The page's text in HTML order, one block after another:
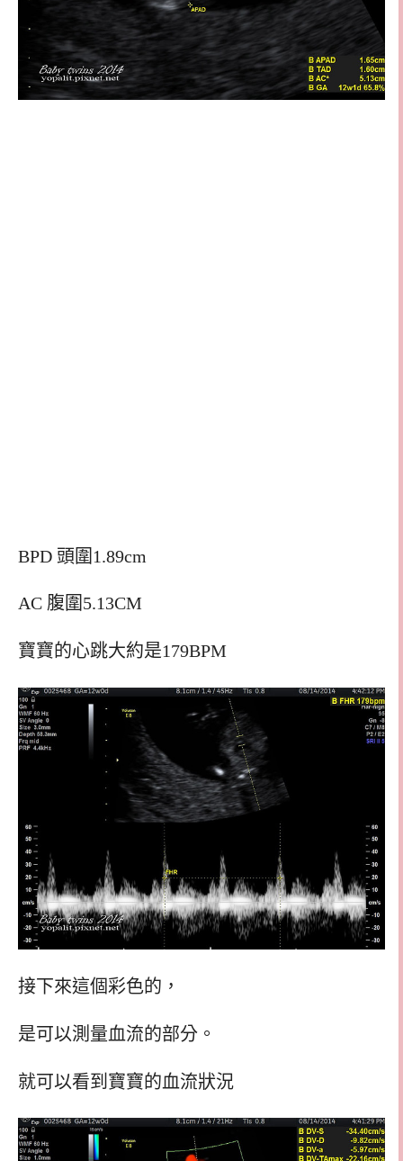
BPD 頭圍1.89cm
AC 腹圍5.13CM
寶寶的心跳大約是179BPM
接下來這個彩色的，
是可以測量血流的部分。
就可以看到寶寶的血流狀況